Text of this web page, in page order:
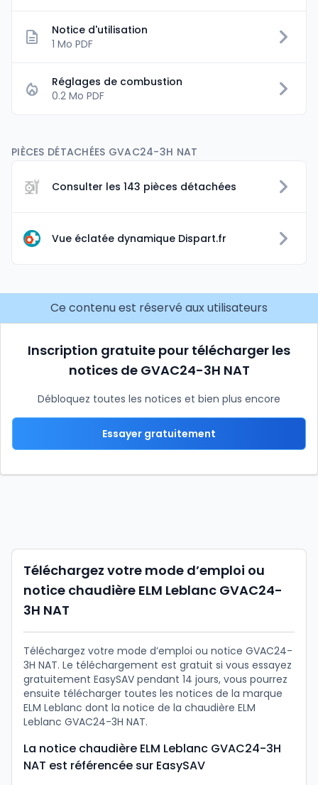
Notice d'utilisation
1 Mo PDF
Réglages de combustion
0.2 Mo PDF
PIÈCES DÉTACHÉES GVAC24-3H NAT
Consulter les 143 pièces détachées
Vue éclatée dynamique Dispart.fr
Ce contenu est réservé aux utilisateurs
Inscription gratuite pour télécharger les
notices de GVAC24-3H NAT
Débloquez toutes les notices et bien plus encore
Essayer gratuitement
Téléchargez votre mode d’emploi ou
notice chaudière ELM Leblanc GVAC24-
3H NAT
Téléchargez votre mode d’emploi ou notice GVAC24-
3H NAT. Le téléchargement est gratuit si vous essayez
gratuitement EasySAV pendant 14 jours, vous pourrez
ensuite télécharger toutes les notices de la marque
ELM Leblanc dont la notice de la chaudière ELM
Leblanc GVAC24-3H NAT.
La notice chaudière ELM Leblanc GVAC24-3H
NAT est référencée sur EasySAV